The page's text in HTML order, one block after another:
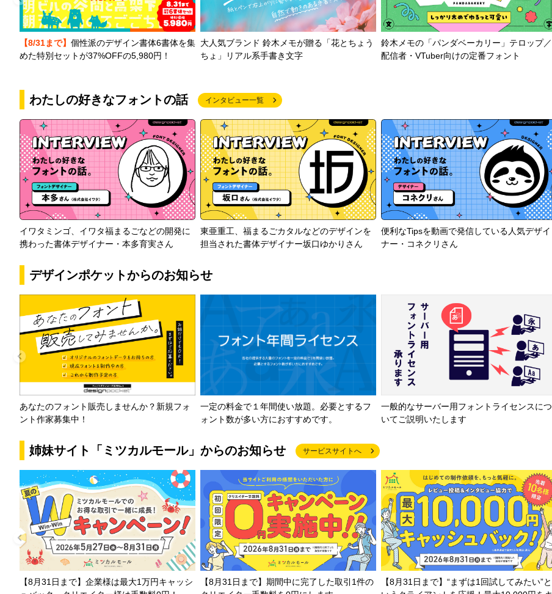
【8/31まで】 個性派のデザイン書体6書体を集
めた特別セットが37%OFFの5,980円！
大人気ブランド 鈴木メモが贈る「花とちょう
ちょ」リアル系手書き文字
鈴木メモの「パンダベーカリー」テロップ／
配信者・VTuber向けの定番フォント
わたしの好きなフォントの話 インタビュー一覧
イワタミンゴ、イワタ福まるごなどの開発に
携わった書体デザイナー・本多育実さん
東亜重工、福まるごカタルなどのデザインを
担当された書体デザイナー坂口ゆかりさん
便利なTipsを動画で発信している人気デザイ
ナー・コネクリさん
デザインポケットからのお知らせ
あなたのフォント販売しませんか？新規フォ
ント作家募集中！
一定の料金で１年間使い放題。必要とするフ
ォント数が多い方におすすめです。
一般的なサーバー用フォントライセンスにつ
いてご説明いたします
姉妹サイト「ミツカルモール」からのお知らせ サービスサイトへ
【8月31日まで】企業様は最大1万円キャッシ
【8月31日まで】期間中に完了した取引1件の
【8月31日まで】“まずは1回試してみたい”と